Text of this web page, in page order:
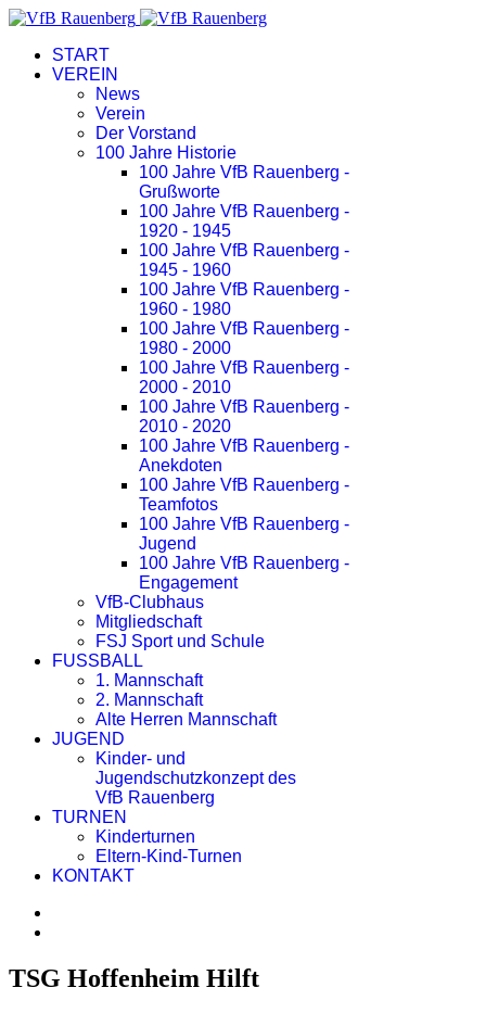
START
VEREIN
News
Verein
Der Vorstand
100 Jahre Historie
100 Jahre VfB Rauenberg -
Grußworte
100 Jahre VfB Rauenberg -
1920 - 1945
100 Jahre VfB Rauenberg -
1945 - 1960
100 Jahre VfB Rauenberg -
1960 - 1980
100 Jahre VfB Rauenberg -
1980 - 2000
100 Jahre VfB Rauenberg -
2000 - 2010
100 Jahre VfB Rauenberg -
2010 - 2020
100 Jahre VfB Rauenberg -
Anekdoten
100 Jahre VfB Rauenberg -
Teamfotos
100 Jahre VfB Rauenberg -
Jugend
100 Jahre VfB Rauenberg -
Engagement
VfB-Clubhaus
Mitgliedschaft
FSJ Sport und Schule
FUSSBALL
1. Mannschaft
2. Mannschaft
Alte Herren Mannschaft
JUGEND
Kinder- und
Jugendschutzkonzept des
VfB Rauenberg
TURNEN
Kinderturnen
Eltern-Kind-Turnen
KONTAKT
TSG Hoffenheim Hilft